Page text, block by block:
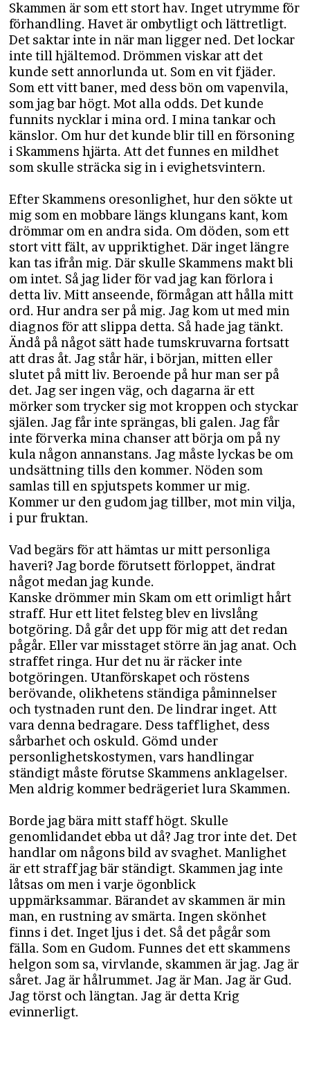
Skammen är som ett stort hav. Inget utrymme för
förhandling. Havet är ombytligt och lättretligt.
Det saktar inte in när man ligger ned. Det lockar
inte till hjältemod. Drömmen viskar att det
kunde sett annorlunda ut. Som en vit fjäder.
Som ett vitt baner, med dess bön om vapenvila,
som jag bar högt. Mot alla odds. Det kunde
funnits nycklar i mina ord. I mina tankar och
känslor. Om hur det kunde blir till en försoning
i Skammens hjärta. Att det funnes en mildhet
som skulle sträcka sig in i evighetsvintern.
Efter Skammens oresonlighet, hur den sökte ut
mig som en mobbare längs klungans kant, kom
drömmar om en andra sida. Om döden, som ett
stort vitt fält, av uppriktighet. Där inget längre
kan tas ifrån mig. Där skulle Skammens makt bli
om intet. Så jag lider för vad jag kan förlora i
detta liv. Mitt anseende, förmågan att hålla mitt
ord. Hur andra ser på mig. Jag kom ut med min
diagnos för att slippa detta. Så hade jag tänkt.
Ändå på något sätt hade tumskruvarna fortsatt
att dras åt. Jag står här, i början, mitten eller
slutet på mitt liv. Beroende på hur man ser på
det. Jag ser ingen väg, och dagarna är ett
mörker som trycker sig mot kroppen och styckar
själen. Jag får inte sprängas, bli galen. Jag får
inte förverka mina chanser att börja om på ny
kula någon annanstans. Jag måste lyckas be om
undsättning tills den kommer. Nöden som
samlas till en spjutspets kommer ur mig.
Kommer ur den gudom jag tillber, mot min vilja,
i pur fruktan.
Vad begärs för att hämtas ur mitt personliga
haveri? Jag borde förutsett förloppet, ändrat
något medan jag kunde.
Kanske drömmer min Skam om ett orimligt hårt
straff. Hur ett litet felsteg blev en livslång
botgöring. Då går det upp för mig att det redan
pågår. Eller var misstaget större än jag anat. Och
straffet ringa. Hur det nu är räcker inte
botgöringen. Utanförskapet och röstens
berövande, olikhetens ständiga påminnelser
och tystnaden runt den. De lindrar inget. Att
vara denna bedragare. Dess tafflighet, dess
sårbarhet och oskuld. Gömd under
personlighetskostymen, vars handlingar
ständigt måste förutse Skammens anklagelser.
Men aldrig kommer bedrägeriet lura Skammen.
Borde jag bära mitt staff högt. Skulle
genomlidandet ebba ut då? Jag tror inte det. Det
handlar om någons bild av svaghet. Manlighet
är ett straff jag bär ständigt. Skammen jag inte
låtsas om men i varje ögonblick
uppmärksammar. Bärandet av skammen är min
man, en rustning av smärta. Ingen skönhet
finns i det. Inget ljus i det. Så det pågår som
fälla. Som en Gudom. Funnes det ett skammens
helgon som sa, virvlande, skammen är jag. Jag är
såret. Jag är hålrummet. Jag är Man. Jag är Gud.
Jag törst och längtan. Jag är detta Krig
evinnerligt.